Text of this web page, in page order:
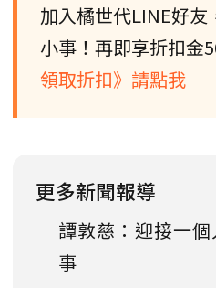
加入橘世代LINE好
小事！再即享折扣金
領取折扣》請點我
更多新聞報導
譚敦慈：迎接一
事